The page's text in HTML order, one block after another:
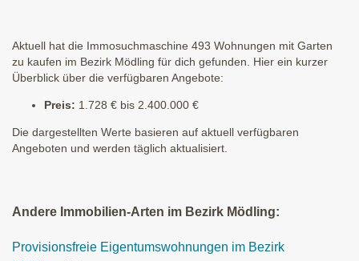
Aktuell hat die Immosuchmaschine 493 Wohnungen mit Garten
zu kaufen im Bezirk Mödling für dich gefunden. Hier ein kurzer
Überblick über die verfügbaren Angebote:
Preis: 1.728 € bis 2.400.000 €
Die dargestellten Werte basieren auf aktuell verfügbaren
Angeboten und werden täglich aktualisiert.
Andere Immobilien-Arten im Bezirk Mödling:
Provisionsfreie Eigentumswohnungen im Bezirk